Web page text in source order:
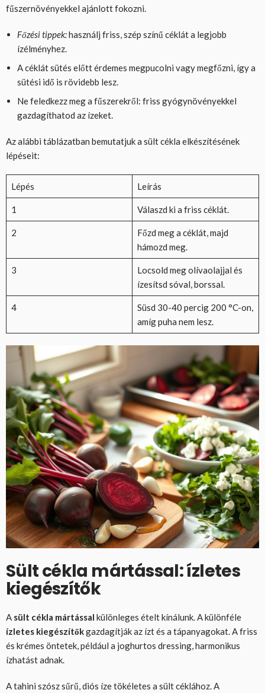
fűszernövényekkel ajánlott fokozni.
Főzési tippek:használj friss, szép színű céklát a legjobb
ízélményhez.
A céklát sütés előtt érdemes megpucolni vagy megfőzni, így a
sütési idő is rövidebb lesz.
Ne feledkezz meg a fűszerekről: friss gyógynövényekkel
gazdagíthatod az ízeket.
Az alábbi táblázatban bemutatjuk a sült cékla elkészítésének
lépéseit:
Lépés Leírás
1 Válaszd ki a friss céklát.
2
Főzd meg a céklát, majd
hámozd meg.
3
Locsold meg olívaolajjal és
ízesítsd sóval, borssal.
4
Süsd 30-40 percig 200 °C-on,
amíg puha nem lesz.
Sült cékla mártással: ízletes
kiegészítők
A sült cékla mártással különleges ételt kínálunk. A különféle
ízletes kiegészítőkgazdagítják az ízt és a tápanyagokat. A friss
és krémes öntetek, például a joghurtos dressing, harmonikus
ízhatást adnak.
A tahini szósz sűrű, diós íze tökéletes a sült céklához. A